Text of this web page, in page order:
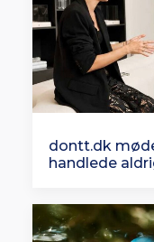
dontt.dk
handlede